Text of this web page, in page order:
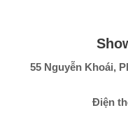
55 Nguyễn Khoái,
Điện